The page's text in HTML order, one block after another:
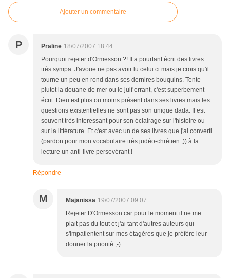
Ajouter un commentaire
P Praline 18/07/2007 18:44
Pourquoi rejeter d'Ormesson ?! Il a pourtant écrit des livres
très sympa. J'avoue ne pas avoir lu celui ci mais je crois qu'il
tourne un peu en rond dans ses dernires bouquins. Tente
plutot la douane de mer ou le juif errant, c'est superbement
écrit. Dieu est plus ou moins présent dans ses livres mais les
questions existentielles ne sont pas son unique dada. Il est
souvent très interessant pour son éclairage sur l'histoire ou
sur la littérature. Et c'est avec un de ses livres que j'ai converti
(pardon pour mon vocabulaire très judéo-chrétien ;)) à la
lecture un anti-livre persevérant !
Répondre
M Majanissa 19/07/2007 09:07
Rejeter D'Ormesson car pour le moment il ne me
plait pas du tout et j'ai tant d'autres auteurs qui
s'impatientent sur mes étagères que je préfère leur
donner la priorité ;-)